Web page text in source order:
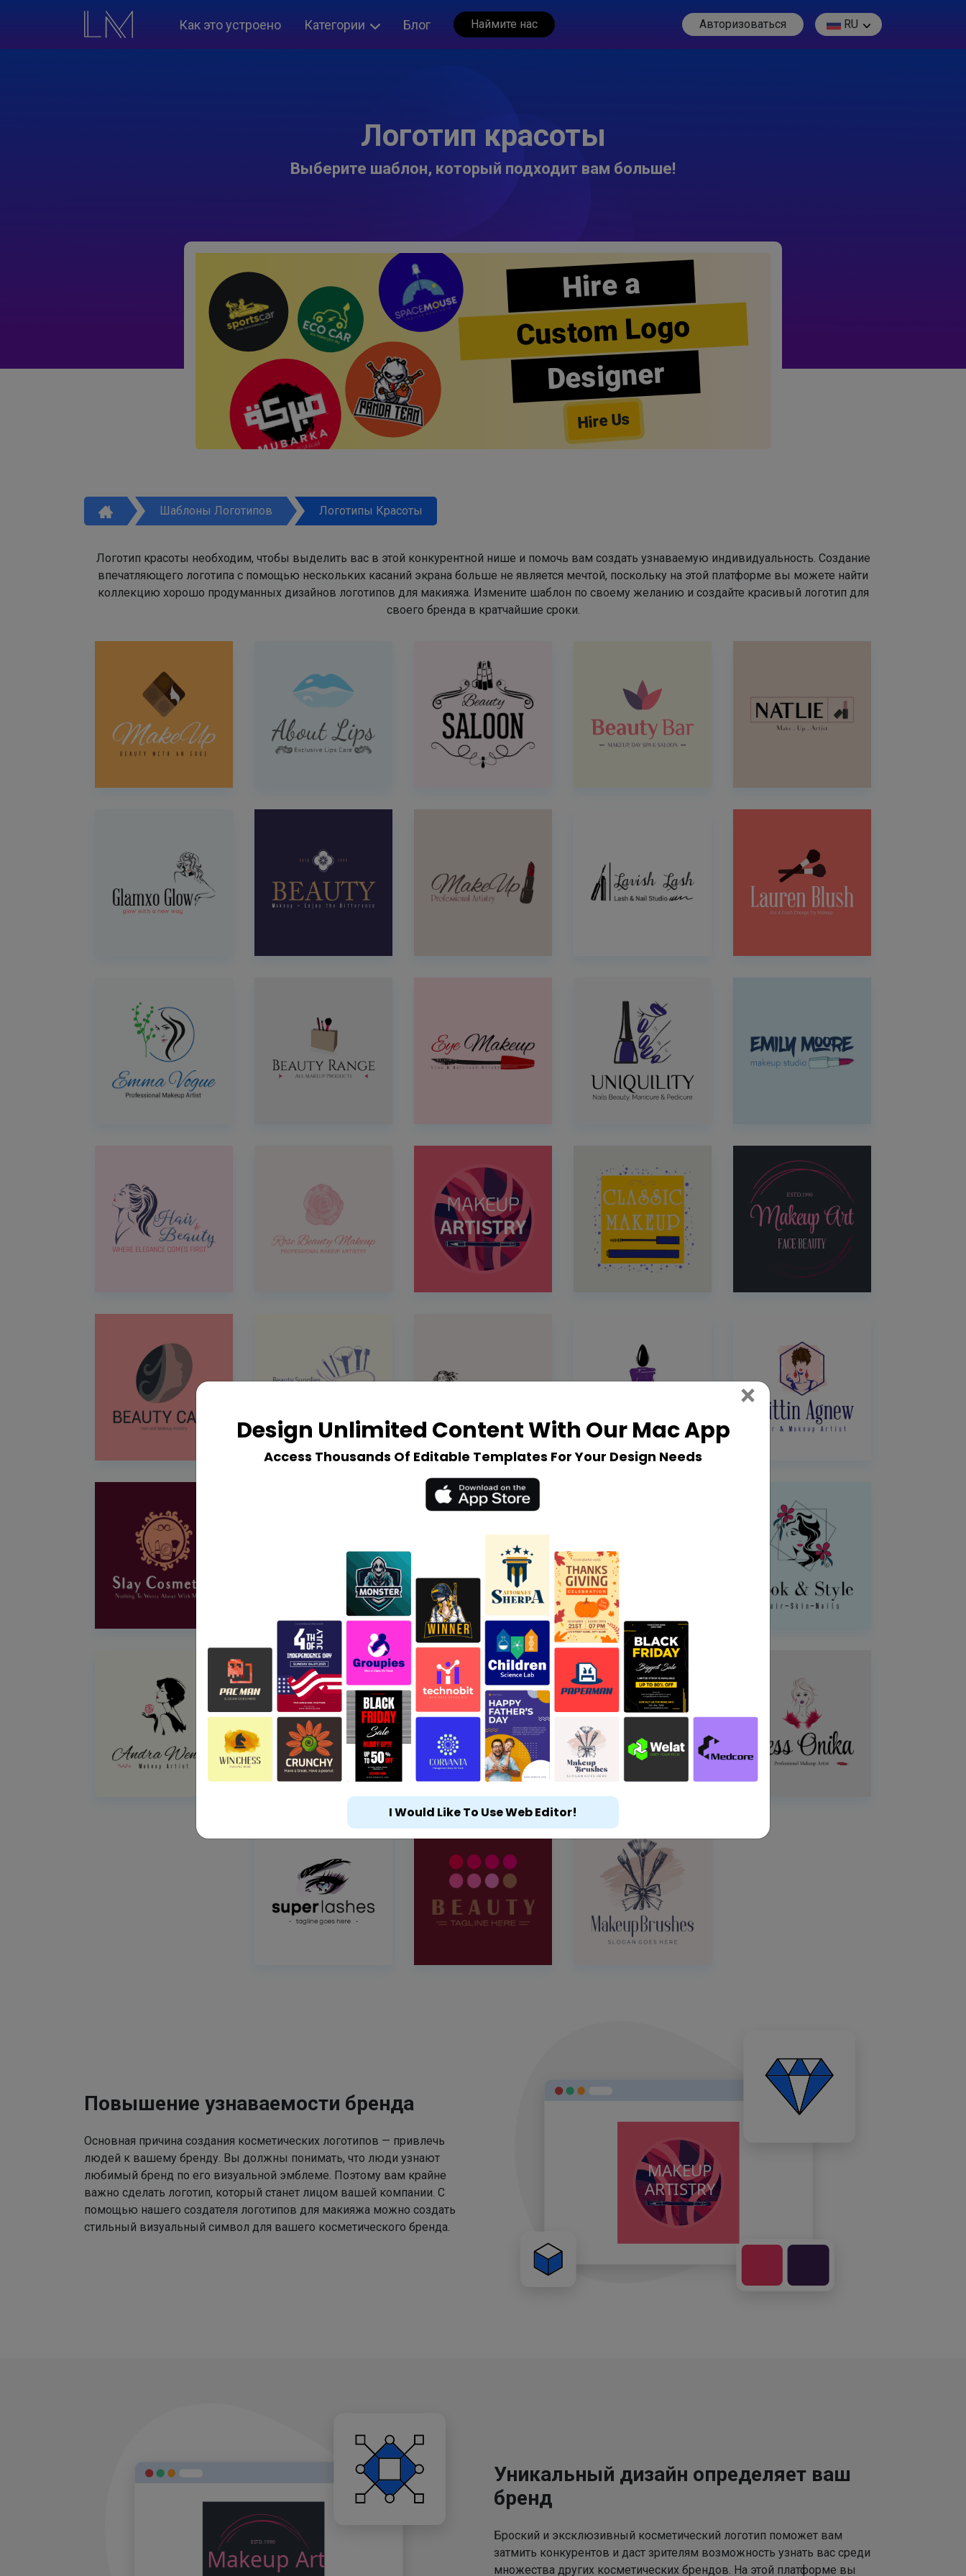
Как это устроено Категории Блог Наймите нас Авторизоваться RU
Логотип красоты
Выберите шаблон, который подходит вам больше!
Hire a
Custom Logo
Designer
Hire Us
Шаблоны Логотипов Логотипы Красоты
Логотип красоты необходим, чтобы выделить вас в этой конкурентной нише и помочь вам создать узнаваемую индивидуальность. Создание
впечатляющего логотипа с помощью нескольких касаний экрана больше не является мечтой, поскольку на этой платформе вы можете найти
коллекцию хорошо продуманных дизайнов логотипов для макияжа. Измените шаблон по своему желанию и создайте красивый логотип для
своего бренда в кратчайшие сроки.
Повышение узнаваемости бренда
Основная причина создания косметических логотипов — привлечь
людей к вашему бренду. Вы должны понимать, что люди узнают
любимый бренд по его визуальной эмблеме. Поэтому вам крайне
важно сделать логотип, который станет лицом вашей компании. С
помощью нашего создателя логотипов для макияжа можно создать
стильный визуальный символ для вашего косметического бренда.
Уникальный дизайн определяет ваш
бренд
Броский и эксклюзивный косметический логотип поможет вам
затмить конкурентов и даст зрителям возможность узнать вас среди
множества других косметических брендов. На этой платформе вы
Design Unlimited Content With Our Mac App
Access Thousands Of Editable Templates For Your Design Needs
× Close
I Would Like To Use Web Editor!